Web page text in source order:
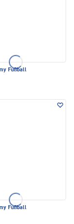
Fußball
Fußball